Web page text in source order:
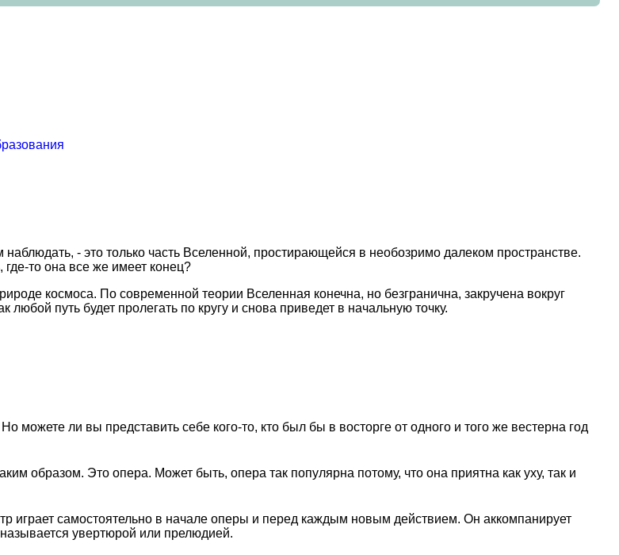
- это только часть Вселенной, простирающейся в необозримо далеком пространстве.
то она все же имеет конец?
космоса. По современной теории Вселенная конечна, но безгранична, закручена вокруг
любой путь будет пролегать по кругу и снова приведет в начальную точку.
ли вы представить себе кого-то, кто был бы в восторге от одного и того же вестерна год
образом. Это опера. Может быть, опера так популярна потому, что она приятна как уху, так и
играет самостоятельно в начале оперы и перед каждым новым действием. Он аккомпанирует
увертюрой или прелюдией.